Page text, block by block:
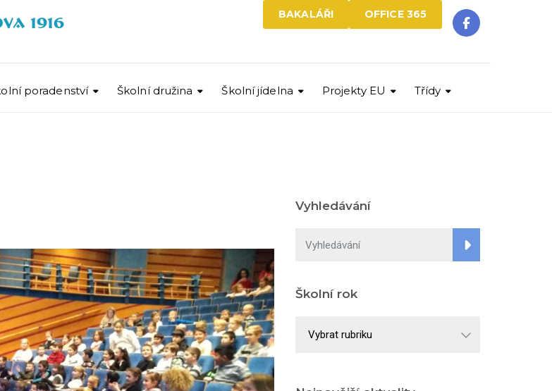
OFFICE 365
BAKALÁŘI
poradenství Školní družina Školní jídelna Projekty EU Třídy
Vyhledávání
Školní rok